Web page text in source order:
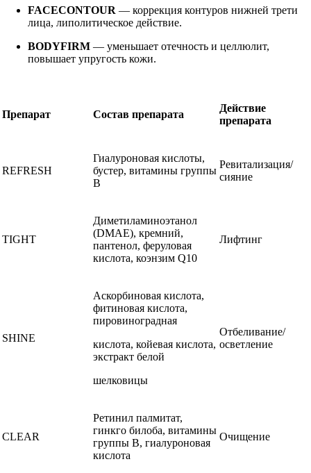
FACECONTOUR — коррекция контуров нижней трети
лица, липолитическое действие.
BODYFIRM — уменьшает отечность и целлюлит,
повышает упругость кожи.
Препарат Состав препарата
Действие
препарата
REFRESH
Гиалуроновая кислоты,
бустер, витамины группы
В
Ревитализация/
сияние
TIGHT
Диметиламиноэтанол
(DMAE), кремний,
пантенол, феруловая
кислота, коэнзим Q10
Лифтинг
SHINE
Аскорбиновая кислота,
фитиновая кислота,
пировиноградная
кислота, койевая кислота,
экстракт белой
шелковицы
Отбеливание/
осветление
CLEAR
Ретинил палмитат,
гинкго билоба, витамины
группы В, гиалуроновая
кислота
Очищение